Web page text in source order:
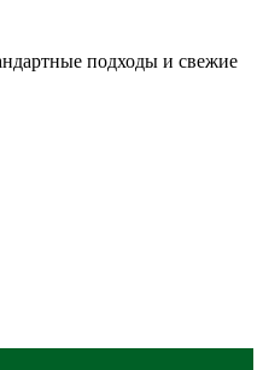
подходы и свежие